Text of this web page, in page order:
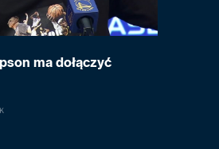
ma dołączyć